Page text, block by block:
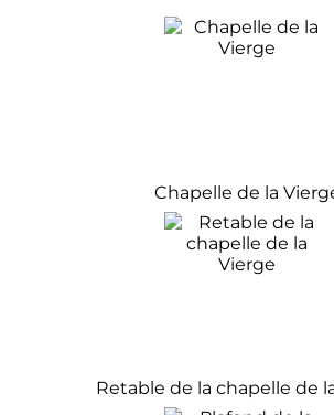
Chapelle de la
Retable de la chapelle de